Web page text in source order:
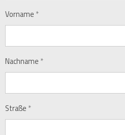
Vorname *
Nachname *
Straße *